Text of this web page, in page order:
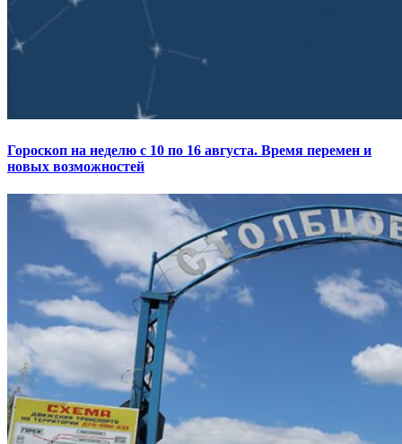
Гороскоп на неделю с 10 по 16 августа. Время перемен и
новых возможностей